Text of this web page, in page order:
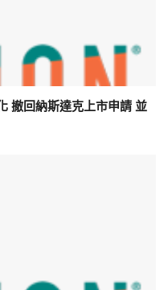
撤回納斯達克上市申請 並